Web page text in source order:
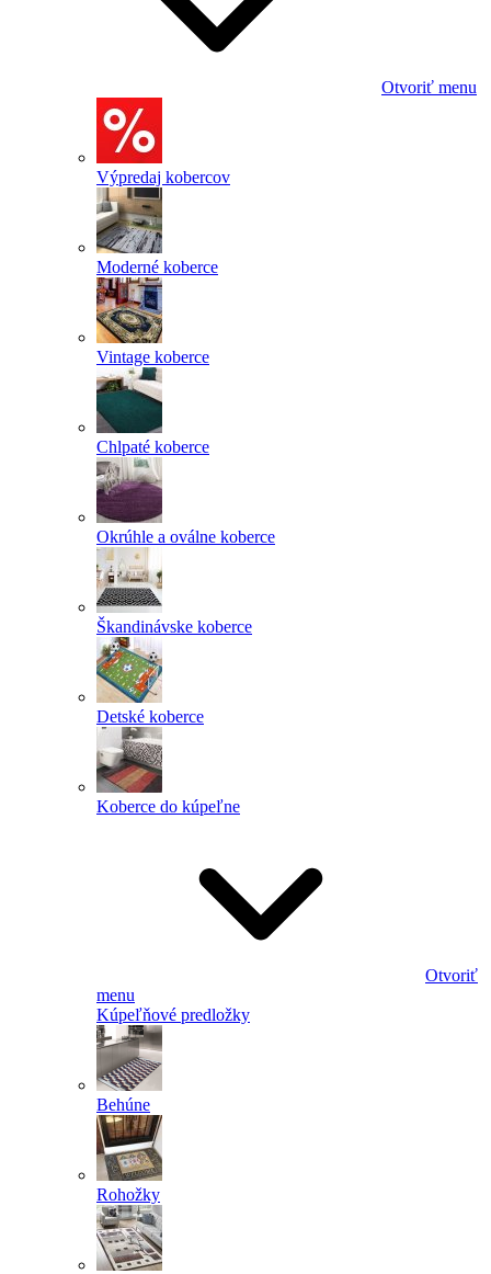
Otvoriť menu
Výpredaj kobercov
Moderné koberce
Vintage koberce
Chlpaté koberce
Okrúhle a oválne koberce
Škandinávske koberce
Detské koberce
Koberce do kúpeľne
Otvoriť
menu
Kúpeľňové predložky
Behúne
Rohožky